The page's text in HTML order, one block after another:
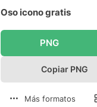
Oso icono gratis
PNG
Copiar PNG
Más formatos